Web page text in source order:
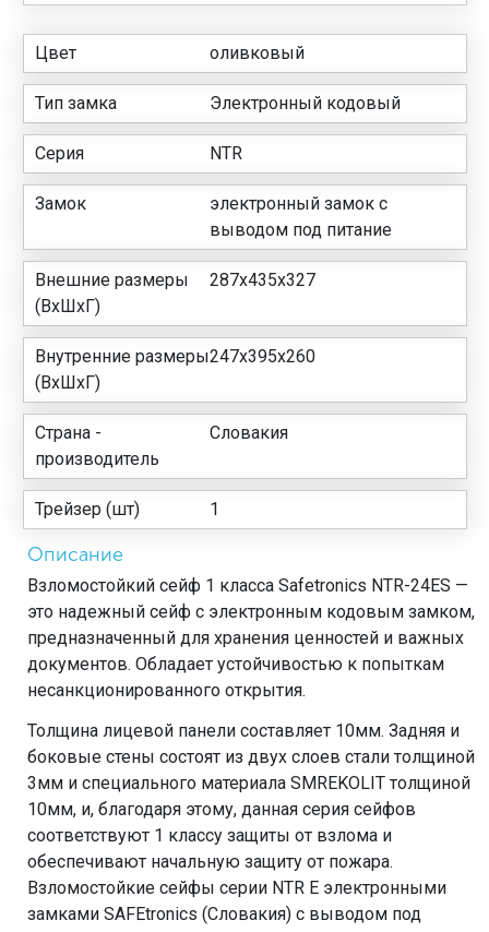
Цвет оливковый
Тип замка Электронный кодовый
Серия NTR
Замок
электронный замок с
выводом под питание
Внешние размеры
(ВхШхГ)
287х435х327
Внутренние размеры
(ВхШхГ)
247х395х260
Страна -
производитель
Словакия
Трейзер (шт) 1
Описание
Взломостойкий сейф 1 класса Safetronics NTR-24ES —
это надежный сейф с электронным кодовым замком,
предназначенный для хранения ценностей и важных
документов. Обладает устойчивостью к попыткам
несанкционированного открытия.
Толщина лицевой панели составляет 10мм. Задняя и
боковые стены состоят из двух слоев стали толщиной
3мм и специального материала SMREKOLIT толщиной
10мм, и, благодаря этому, данная серия сейфов
соответствуют 1 классу защиты от взлома и
обеспечивают начальную защиту от пожара.
Взломостойкие сейфы серии NTR Е электронными
замками SAFEtronics (Словакия) с выводом под